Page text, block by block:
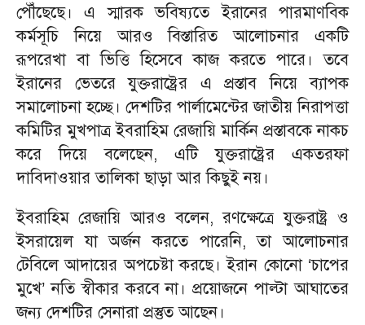
পৌঁছেছে। এ স্মারক ভবিষ্যতে ইরানের পারমাণবিক
কর্মসূচি নিয়ে আরও বিস্তারিত আলোচনার একটি
রূপরেখা বা ভিত্তি হিসেবে কাজ করতে পারে। তবে
ইরানের ভেতরে যুক্তরাষ্ট্রের এ প্রস্তাব নিয়ে ব্যাপক
সমালোচনা হচ্ছে। দেশটির পার্লামেন্টের জাতীয় নিরাপত্তা
কমিটির মুখপাত্র ইবরাহিম রেজায়ি মার্কিন প্রস্তাবকে নাকচ
করে দিয়ে বলেছেন, এটি যুক্তরাষ্ট্রের একতরফা
দাবিদাওয়ার তালিকা ছাড়া আর কিছুই নয়।
ইবরাহিম রেজায়ি আরও বলেন, রণক্ষেত্রে যুক্তরাষ্ট্র ও
ইসরায়েল যা অর্জন করতে পারেনি, তা আলোচনার
টেবিলে আদায়ের অপচেষ্টা করছে। ইরান কোনো ‘চাপের
মুখে’ নতি স্বীকার করবে না। প্রয়োজনে পাল্টা আঘাতের
জন্য দেশটির সেনারা প্রস্তুত আছেন।